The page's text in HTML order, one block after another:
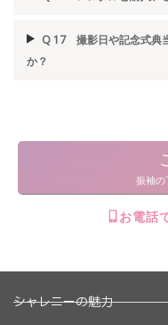
Q 17 撮影日や記念式典
か？
振袖の
お電話
シャレニーの魅力